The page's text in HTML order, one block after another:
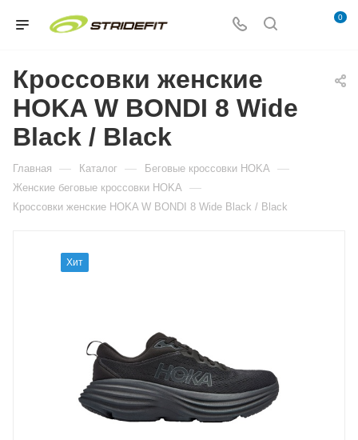
0
Кроссовки женские
HOKA W BONDI 8 Wide
Black / Black
Главная — Каталог — Беговые кроссовки HOKA —
Женские беговые кроссовки HOKA —
Кроссовки женские HOKA W BONDI 8 Wide Black / Black
Хит